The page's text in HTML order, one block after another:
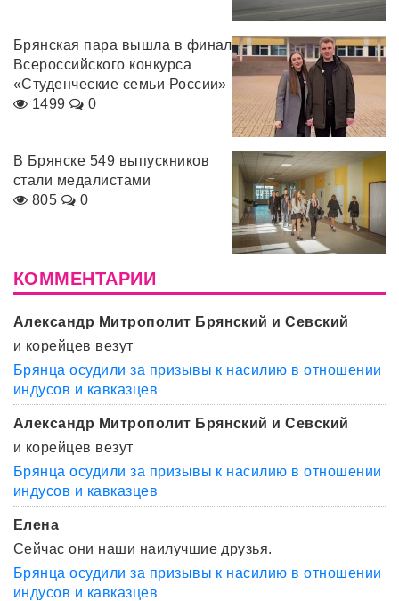
Брянская пара вышла в финал
Всероссийского конкурса
«Студенческие семьи России»
1499
0
В Брянске 549 выпускников
стали медалистами
805
0
КОММЕНТАРИИ
Александр Митрополит Брянский и Севский
и корейцев везут
Брянца осудили за призывы к насилию в отношении
индусов и кавказцев
Александр Митрополит Брянский и Севский
и корейцев везут
Брянца осудили за призывы к насилию в отношении
индусов и кавказцев
Елена
Сейчас они наши наилучшие друзья.
Брянца осудили за призывы к насилию в отношении
индусов и кавказцев